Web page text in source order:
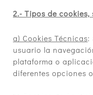
2.- Tipos de
a) Cookies Técnicas:
usuario la
plataforma o
diferentes opciones